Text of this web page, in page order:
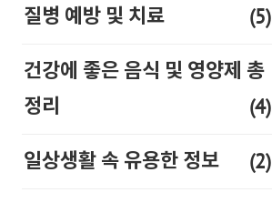
질병 예방 및 치료 (5)
건강에 좋은 음식 및 영양제 총
정리
(4)
일상생활 속 유용한 정보 (2)